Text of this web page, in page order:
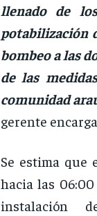
llenado de
potabilización
bombeo a las
de las
comunidad
gerente
Se estima que
hacia las
instalación